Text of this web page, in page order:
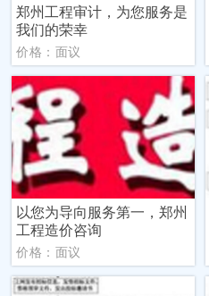
郑州工程审计，为您服务是
我们的荣幸
价格：面议
以您为导向服务第一，郑州
工程造价咨询
价格：面议